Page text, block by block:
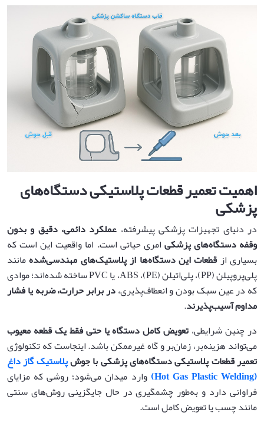
اهمیت تعمیر قطعات پلاستیکی دستگاه‌های
پزشکی
در دنیای تجهیزات پزشکی پیشرفته، عملکرد دائمی، دقیق و بدون
وقفه دستگاه‌های پزشکیامری حیاتی است. اما واقعیت این است که
بسیاری ازقطعات این دستگاه‌ها از پلاستیک‌های مهندسی‌شدهمانند
پلی‌پروپیلن (PP)، پلی‌اتیلن (PE)، ABS، یا PVC ساخته شده‌اند؛ موادی
که در عین سبک بودن و انعطاف‌پذیری،در برابر حرارت، ضربه یا فشار
مداوم آسیب‌پذیرند.
در چنین شرایطی،تعویض کامل دستگاه یا حتی فقط یک قطعه معیوب
می‌تواند هزینه‌بر، زمان‌بر و گاه غیرممکن باشد. اینجاست که تکنولوژی
تعمیر قطعات پلاستیکی دستگاه‌های پزشکی با جوشپلاستیک گاز داغ
(Hot Gas Plastic Welding)
وارد میدان می‌شود؛ روشی که مزایای
فراوانی دارد و به‌طور چشمگیری در حال جایگزینی روش‌های سنتی
مانند چسب یا تعویض کامل است.